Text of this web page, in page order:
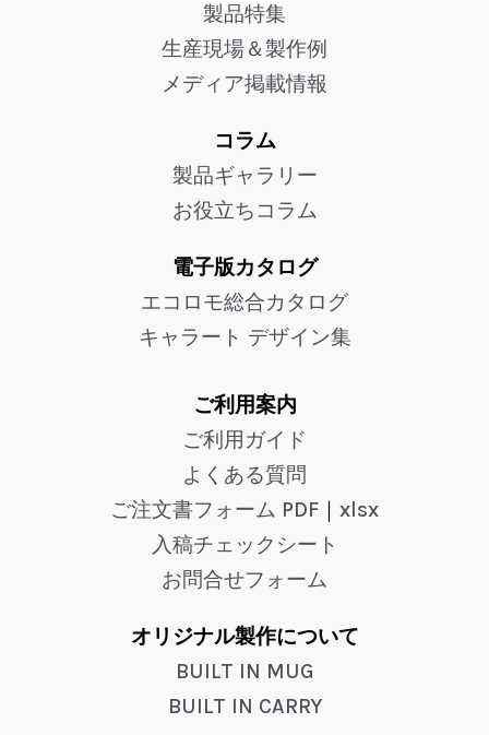
製品特集
生産現場＆製作例
メディア掲載情報
コラム
製品ギャラリー
お役立ちコラム
電子版カタログ
エコロモ総合カタログ
キャラート デザイン集
ご利用案内
ご利用ガイド
よくある質問
ご注文書フォーム PDF ｜ xlsx
入稿チェックシート
お問合せフォーム
オリジナル製作について
BUILT IN MUG
BUILT IN CARRY